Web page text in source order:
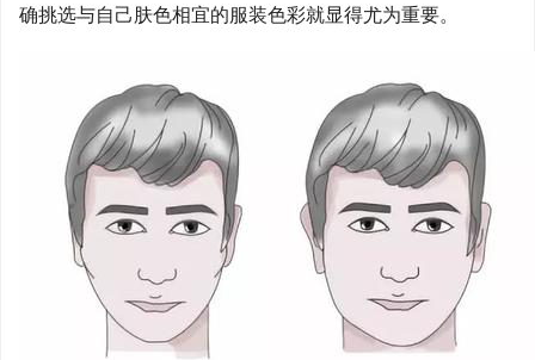
确挑选与自己肤色相宜的服装色彩就显得尤为重要。